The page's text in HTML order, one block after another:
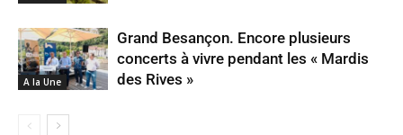
A la Une
Grand Besançon. Encore plusieurs
concerts à vivre pendant les « Mardis
des Rives »